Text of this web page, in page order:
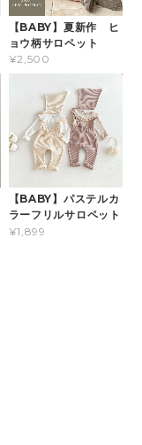
【BABY】夏新作 ヒ
ョウ柄サロペット
¥2,500
【BABY】パステルカ
ラーフリルサロペット
¥1,899